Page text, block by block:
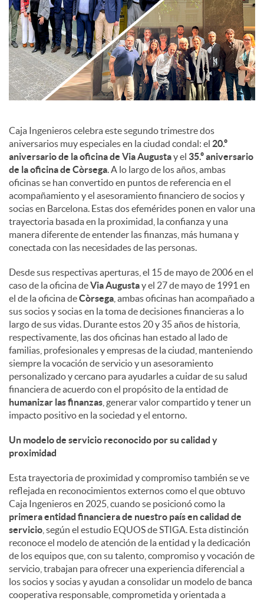
c
o
n
t
e
n
i
d
o
s
Caja Ingenieros celebra este segundo trimestre dos
aniversarios muy especiales en la ciudad condal: el 20.º
aniversario de la oficina de Via Augustay el 35.º aniversario
de la oficina de Còrsega. A lo largo de los años, ambas
oficinas se han convertido en puntos de referencia en el
acompañamiento y el asesoramiento financiero de socios y
socias en Barcelona. Estas dos efemérides ponen en valor una
trayectoria basada en la proximidad, la confianza y una
manera diferente de entender las finanzas, más humana y
conectada con las necesidades de las personas.
Desde sus respectivas aperturas, el 15 de mayo de 2006 en el
caso de la oficina deVia Augustay el 27 de mayo de 1991 en
el de la oficina deCòrsega , ambas oficinas han acompañado a
sus socios y socias en la toma de decisiones financieras a lo
largo de sus vidas. Durante estos 20 y 35 años de historia,
respectivamente, las dos oficinas han estado al lado de
familias, profesionales y empresas de la ciudad, manteniendo
siempre la vocación de servicio y un asesoramiento
personalizado y cercano para ayudarles a cuidar de su salud
financiera de acuerdo con el propósito de la entidad de
humanizar las finanzas , generar valor compartido y tener un
impacto positivo en la sociedad y el entorno.
Un modelo de servicio reconocido por su calidad y
proximidad
Esta trayectoria de proximidad y compromiso también se ve
reflejada en reconocimientos externos como el que obtuvo
Caja Ingenieros en 2025, cuando se posicionó como la
primera entidad financiera de nuestro país en calidad de
servicio , según el estudio EQUOS de STIGA. Esta distinción
reconoce el modelo de atención de la entidad y la dedicación
de los equipos que, con su talento, compromiso y vocación de
servicio, trabajan para ofrecer una experiencia diferencial a
los socios y socias y ayudan a consolidar un modelo de banca
cooperativa responsable, comprometida y orientada a